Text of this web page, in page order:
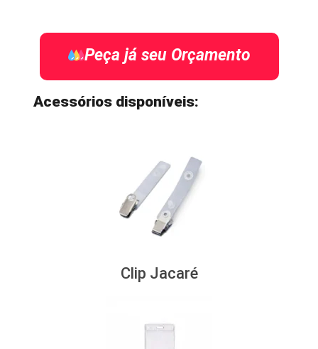
Peça já seu Orçamento
Acessórios disponíveis:
Clip Jacaré